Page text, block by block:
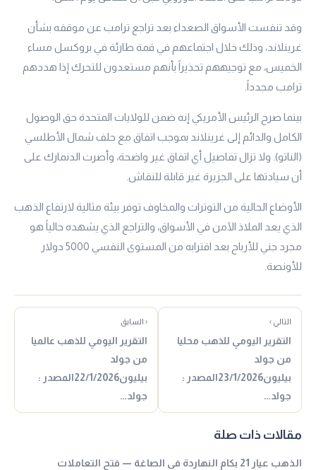
وقد تنفست الأسواق الصعداء بعد تراجع ترامب عن موقفه بشأن
غرينلاند، وذلك خلال اجتماعهم في قمة طارئة في بروكسل مساء
الخميس، مع توجيههم تحذيراً بأنهم مستعدون للتحرك إذا هددهم
ترامب مجدداً.
بينما صرح الرئيس الأمريكي إنه ضمن للولايات المتحدة حق الوصول
الكامل والدائم إلى غرينلاند بموجب اتفاق مع حلف شمال الأطلسي
(الناتو). ولا تزال تفاصيل أي اتفاق غير واضحة، وأصرت الدنمارك على
أن سيادتها على الجزيرة غير قابلة للنقاش.
الأوضاع الحالية من التوترات والمخاوف توفر بيئة مثالية لارتفاع الذهب
الذي يعد الملاذ الآمن في الأسواق، والتراجع الذي يشهده حالياً هو
مجرد جني للأرباح بعد اقترابه من المستوى النفسي 5000 دولار
للأونصة.
التالي ›
التقرير اليومي للذهب محليا
من جولد
بيليون23/1/2026المصدر :
جولد…
‹ السابق
التقرير اليومي للذهب عالميا
من جولد
بيليون22/1/2026المصدر :
جولد…
مقالات ذات صلة
الذهب عيار 21 بكام النهاردة في الصاغة — فتح التعاملات